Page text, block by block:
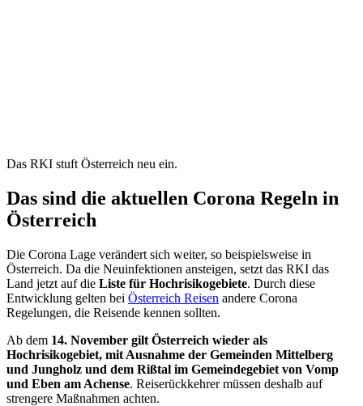
Das RKI stuft Österreich neu ein.
Das sind die aktuellen Corona Regeln in
Österreich
Die Corona Lage verändert sich weiter, so beispielsweise in
Österreich. Da die Neuinfektionen ansteigen, setzt das RKI das
Land jetzt auf die Liste für Hochrisikogebiete. Durch diese
Entwicklung gelten bei Österreich Reisen andere Corona
Regelungen, die Reisende kennen sollten.
Ab dem 14. November gilt Österreich wieder als
Hochrisikogebiet, mit Ausnahme der Gemeinden Mittelberg
und Jungholz und dem Rißtal im Gemeindegebiet von Vomp
und Eben am Achense. Reiserückkehrer müssen deshalb auf
strengere Maßnahmen achten.